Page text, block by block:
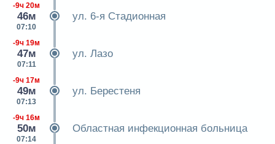
-9ч 20м
46м
07:10
ул. 6-я Стадионная
-9ч 19м
47м
07:11
ул. Лазо
-9ч 17м
49м
07:13
ул. Берестеня
-9ч 16м
50м
07:14
Областная инфекционная больница